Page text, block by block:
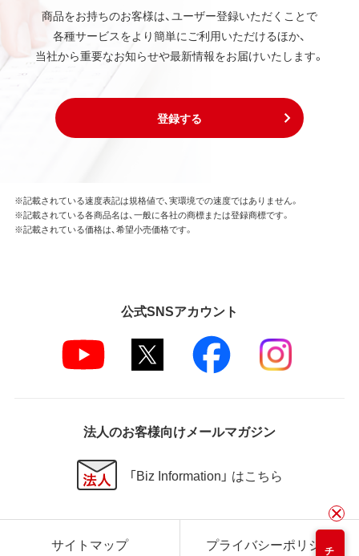
商品をお持ちのお客様は、ユーザー登録いただくことで
各種サービスをより簡単にご利用いただけるほか、
当社から重要なお知らせや最新情報をお届けいたします。
登録する
※記載されている速度表記は規格値で、実環境での速度ではありません。
※記載されている各商品名は、一般に各社の商標または登録商標です。
※記載されている価格は、希望小売価格です。
公式SNSアカウント
法人のお客様向けメールマガジン
「Biz Information」 はこちら
サイトマップ プライバシーポリシー